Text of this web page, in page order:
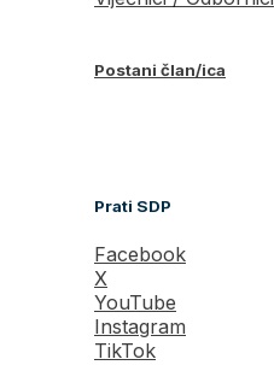
Postani član/ica
Prati SDP
Facebook
X
YouTube
Instagram
TikTok